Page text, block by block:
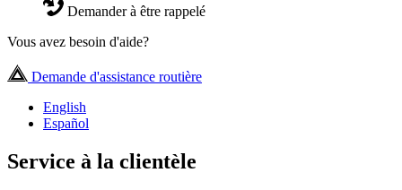
Demander à être rappelé
Vous avez besoin d'aide?
Demande d'assistance routière
English
Español
Service à la clientèle